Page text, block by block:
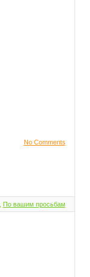
No Comments
По вашим просьбам